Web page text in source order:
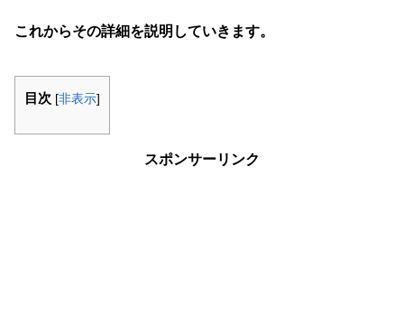
これからその詳細を説明していきます。
目次 [非表示]
スポンサーリンク